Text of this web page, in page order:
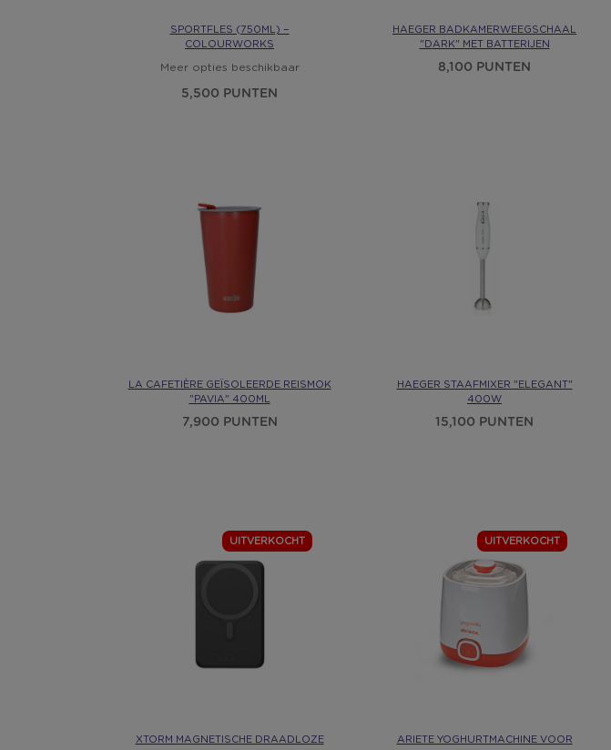
SPORTFLES (750ML) −
COLOURWORKS
Meer opties beschikbaar
5,500 PUNTEN
HAEGER BADKAMERWEEGSCHAAL
"DARK" MET BATTERIJEN
8,100 PUNTEN
LA CAFETIÈRE GEÏSOLEERDE REISMOK
"PAVIA" 400ML
7,900 PUNTEN
HAEGER STAAFMIXER "ELEGANT"
400W
15,100 PUNTEN
UITVERKOCHT
XTORM MAGNETISCHE DRAADLOZE
UITVERKOCHT
ARIETE YOGHURTMACHINE VOOR